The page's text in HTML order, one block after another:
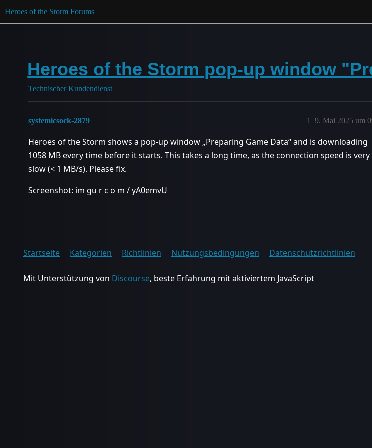
Heroes of the Storm Forums
Heroes of the Storm pop-up window
Technischer Kundendienst
systemicsock-2879 9. Mai 2025 um
1
Heroes of the Storm shows a pop-up window „Preparing Game Data“ and is downloading
1058 MB every time before it starts. This takes a long time, as the connection speed is very
slow (< 1 MB/s). Please fix.
Screenshot: im gu r c o m / yA0emvU
Startseite Kategorien Richtlinien Nutzungsbedingungen Datenschutzrichtlinien
Mit Unterstützung von Discourse, beste Erfahrung mit aktiviertem JavaScript